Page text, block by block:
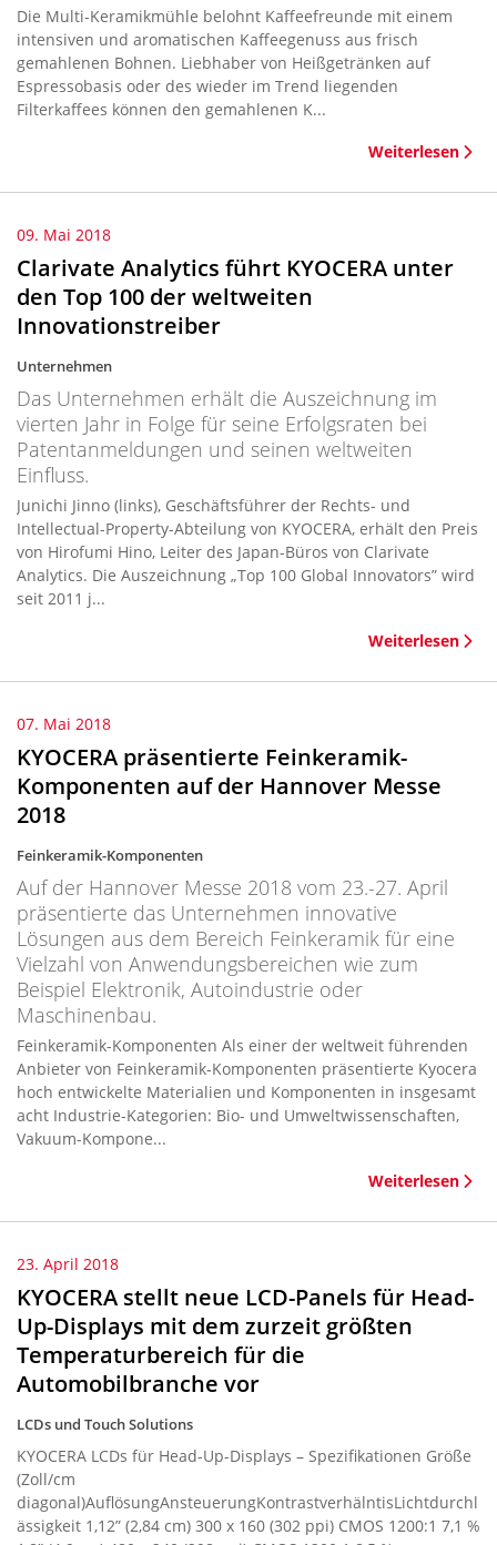
Die Multi-Keramikmühle belohnt Kaffeefreunde mit einem
intensiven und aromatischen Kaffeegenuss aus frisch
gemahlenen Bohnen. Liebhaber von Heißgetränken auf
Espressobasis oder des wieder im Trend liegenden
Filterkaffees können den gemahlenen K...
Weiterlesen
09. Mai 2018
Clarivate Analytics führt KYOCERA unter
den Top 100 der weltweiten
Innovationstreiber
Unternehmen
Das Unternehmen erhält die Auszeichnung im
vierten Jahr in Folge für seine Erfolgsraten bei
Patentanmeldungen und seinen weltweiten
Einfluss.
Junichi Jinno (links), Geschäftsführer der Rechts- und
Intellectual-Property-Abteilung von KYOCERA, erhält den Preis
von Hirofumi Hino, Leiter des Japan-Büros von Clarivate
Analytics. Die Auszeichnung „Top 100 Global Innovators” wird
seit 2011 j...
Weiterlesen
07. Mai 2018
KYOCERA präsentierte Feinkeramik-
Komponenten auf der Hannover Messe
2018
Feinkeramik-Komponenten
Auf der Hannover Messe 2018 vom 23.-27. April
präsentierte das Unternehmen innovative
Lösungen aus dem Bereich Feinkeramik für eine
Vielzahl von Anwendungsbereichen wie zum
Beispiel Elektronik, Autoindustrie oder
Maschinenbau.
Feinkeramik-Komponenten Als einer der weltweit führenden
Anbieter von Feinkeramik-Komponenten präsentierte Kyocera
hoch entwickelte Materialien und Komponenten in insgesamt
acht Industrie-Kategorien: Bio- und Umweltwissenschaften,
Vakuum-Kompone...
Weiterlesen
23. April 2018
KYOCERA stellt neue LCD-Panels für Head-
Up-Displays mit dem zurzeit größten
Temperaturbereich für die
Automobilbranche vor
LCDs und Touch Solutions
KYOCERA LCDs für Head-Up-Displays – Spezifikationen Größe
(Zoll/cm
diagonal)AuflösungAnsteuerungKontrastverhälntisLichtdurchl
ässigkeit 1,12” (2,84 cm) 300 x 160 (302 ppi) CMOS 1200:1 7,1 %